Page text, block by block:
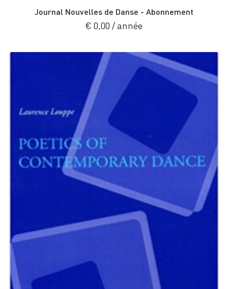
Journal Nouvelles de Danse - Abonnement
€ 0,00 / année